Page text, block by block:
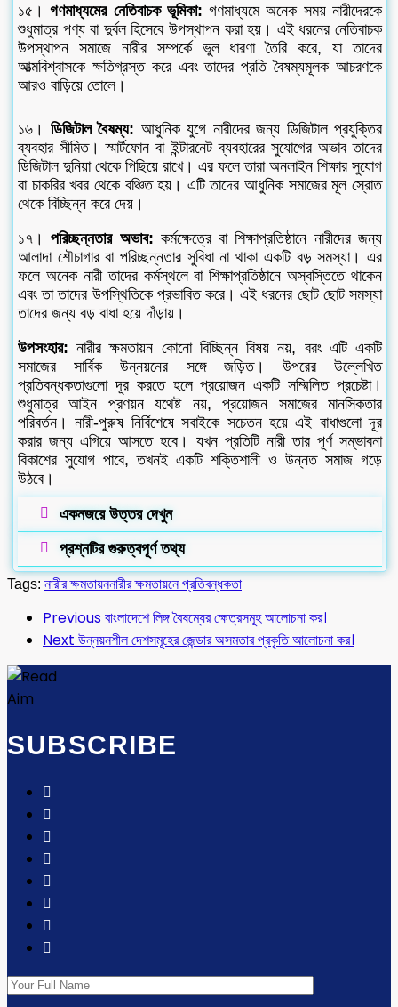
১৫।গণমাধ্যমের নেতিবাচক ভূমিকা: গণমাধ্যমে অনেক সময় নারীদেরকে
শুধুমাত্র পণ্য বা দুর্বল হিসেবে উপস্থাপন করা হয়। এই ধরনের নেতিবাচক
উপস্থাপন সমাজে নারীর সম্পর্কে ভুল ধারণা তৈরি করে, যা তাদের
আত্মবিশ্বাসকে ক্ষতিগ্রস্ত করে এবং তাদের প্রতি বৈষম্যমূলক আচরণকে
আরও বাড়িয়ে তোলে।
১৬। ডিজিটাল বৈষম্য: আধুনিক যুগে নারীদের জন্য ডিজিটাল প্রযুক্তির
ব্যবহার সীমিত। স্মার্টফোন বা ইন্টারনেট ব্যবহারের সুযোগের অভাব তাদের
ডিজিটাল দুনিয়া থেকে পিছিয়ে রাখে। এর ফলে তারা অনলাইন শিক্ষার সুযোগ
বা চাকরির খবর থেকে বঞ্চিত হয়। এটি তাদের আধুনিক সমাজের মূল স্রোত
থেকে বিচ্ছিন্ন করে দেয়।
১৭।পরিচ্ছন্নতার অভাব: কর্মক্ষেত্রে বা শিক্ষাপ্রতিষ্ঠানে নারীদের জন্য
আলাদা শৌচাগার বা পরিচ্ছন্নতার সুবিধা না থাকা একটি বড় সমস্যা। এর
ফলে অনেক নারী তাদের কর্মস্থলে বা শিক্ষাপ্রতিষ্ঠানে অস্বস্তিতে থাকেন
এবং তা তাদের উপস্থিতিকে প্রভাবিত করে। এই ধরনের ছোট ছোট সমস্যা
তাদের জন্য বড় বাধা হয়ে দাঁড়ায়।
উপসংহার:নারীর ক্ষমতায়ন কোনো বিচ্ছিন্ন বিষয় নয়, বরং এটি একটি
সমাজের সার্বিক উন্নয়নের সঙ্গে জড়িত। উপরের উল্লেখিত
প্রতিবন্ধকতাগুলো দূর করতে হলে প্রয়োজন একটি সম্মিলিত প্রচেষ্টা।
শুধুমাত্র আইন প্রণয়ন যথেষ্ট নয়, প্রয়োজন সমাজের মানসিকতার
পরিবর্তন। নারী-পুরুষ নির্বিশেষে সবাইকে সচেতন হয়ে এই বাধাগুলো দূর
করার জন্য এগিয়ে আসতে হবে। যখন প্রতিটি নারী তার পূর্ণ সম্ভাবনা
বিকাশের সুযোগ পাবে, তখনই একটি শক্তিশালী ও উন্নত সমাজ গড়ে
উঠবে।
একনজরে উত্তর দেখুন
প্রশ্নটির গুরুত্বপূর্ণ তথ্য
Tags: নারীর ক্ষমতায়ননারীর ক্ষমতায়নে প্রতিবন্ধকতা
Previousবাংলাদেশে লিঙ্গ বৈষম্যের ক্ষেত্রসমূহ আলোচনা কর।
Next উন্নয়নশীল দেশসমূহের জেন্ডার অসমতার প্রকৃতি আলোচনা কর।
SUBSCRIBE